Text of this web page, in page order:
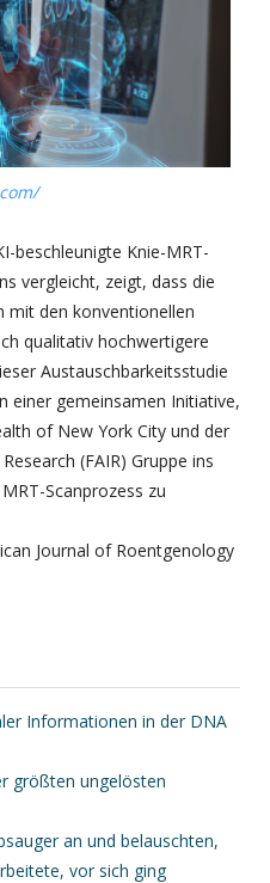
beschleunigte Knie-MRT-
vergleicht, zeigt, dass die
mit den konventionellen
qualitativ hochwertigere
Austauschbarkeitsstudie
einer gemeinsamen Initiative,
of New York City und der
(FAIR) Gruppe ins
Scanprozess zu
Journal of Roentgenology
Informationen in der DNA
größten ungelösten
an und belauschten,
vor sich ging